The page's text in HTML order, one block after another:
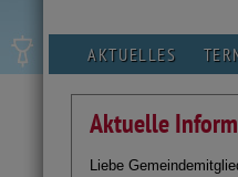
AKTUELLES
Aktuelle
Liebe